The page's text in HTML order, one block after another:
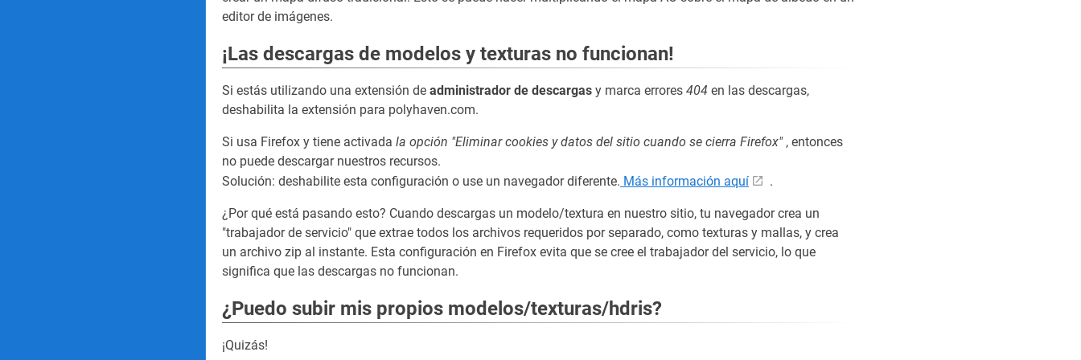
editor de imágenes.
¡Las descargas de modelos y texturas no funcionan!
Si estás utilizando una extensión de administrador de descargas y marca errores 404 en las descargas,
deshabilita la extensión para polyhaven.com.
Si usa Firefox y tiene activada la opción "Eliminar cookies y datos del sitio cuando se cierra Firefox", entonces
no puede descargar nuestros recursos.
Solución: deshabilite esta configuración o use un navegador diferente. Más información aquí .
¿Por qué está pasando esto? Cuando descargas un modelo/textura en nuestro sitio, tu navegador crea un
"trabajador de servicio" que extrae todos los archivos requeridos por separado, como texturas y mallas, y crea
un archivo zip al instante. Esta configuración en Firefox evita que se cree el trabajador del servicio, lo que
significa que las descargas no funcionan.
¿Puedo subir mis propios modelos/texturas/hdris?
¡Quizás!